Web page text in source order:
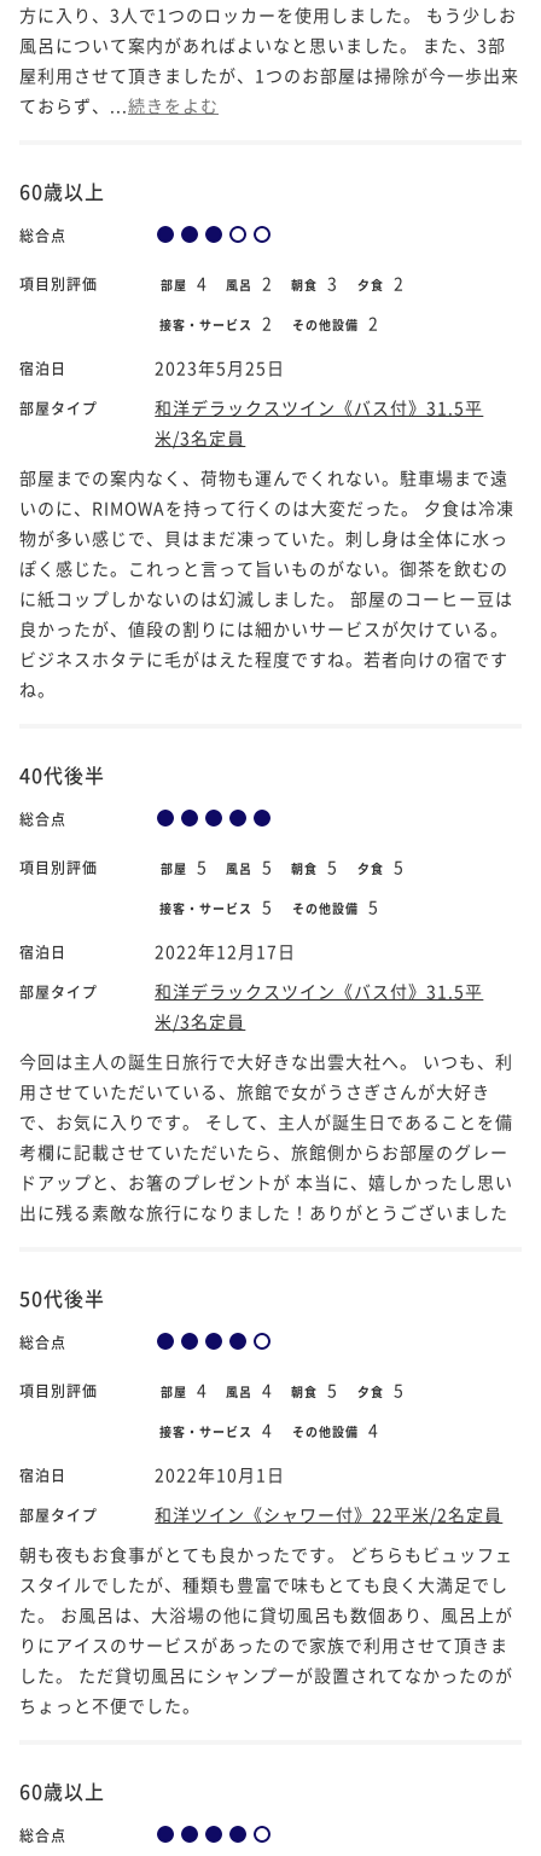
方に入り、3人で1つのロッカーを使用しました。 もう少しお
風呂について案内があればよいなと思いました。 また、3部
屋利用させて頂きましたが、1つのお部屋は掃除が今一歩出来
ておらず、... 続きをよむ
60歳以上
総合点
項目別評価 部屋 4 風呂 2 朝食 3 夕食 2
接客・サービス 2 その他設備 2
宿泊日 2023年5月25日
部屋タイプ
和洋デラックスツイン《バス付》31.5平
米/3名定員
部屋までの案内なく、荷物も運んでくれない。駐車場まで遠
いのに、RIMOWAを持って行くのは大変だった。 夕食は冷凍
物が多い感じで、貝はまだ凍っていた。刺し身は全体に水っ
ぽく感じた。これっと言って旨いものがない。御茶を飲むの
に紙コップしかないのは幻滅しました。 部屋のコーヒー豆は
良かったが、値段の割りには細かいサービスが欠けている。
ビジネスホタテに毛がはえた程度ですね。若者向けの宿です
ね。
40代後半
総合点
項目別評価 部屋 5 風呂 5 朝食 5 夕食 5
接客・サービス 5 その他設備 5
宿泊日 2022年12月17日
部屋タイプ
和洋デラックスツイン《バス付》31.5平
米/3名定員
今回は主人の誕生日旅行で大好きな出雲大社へ。 いつも、利
用させていただいている、旅館で女がうさぎさんが大好き
で、お気に入りです。 そして、主人が誕生日であることを備
考欄に記載させていただいたら、旅館側からお部屋のグレー
ドアップと、お箸のプレゼントが 本当に、嬉しかったし思い
出に残る素敵な旅行になりました！ありがとうございました
50代後半
総合点
項目別評価 部屋 4 風呂 4 朝食 5 夕食 5
接客・サービス 4 その他設備 4
宿泊日 2022年10月1日
部屋タイプ
和洋ツイン《シャワー付》22平米/2名定員
朝も夜もお食事がとても良かったです。 どちらもビュッフェ
スタイルでしたが、種類も豊富で味もとても良く大満足でし
た。 お風呂は、大浴場の他に貸切風呂も数個あり、風呂上が
りにアイスのサービスがあったので家族で利用させて頂きま
した。 ただ貸切風呂にシャンプーが設置されてなかったのが
ちょっと不便でした。
60歳以上
総合点